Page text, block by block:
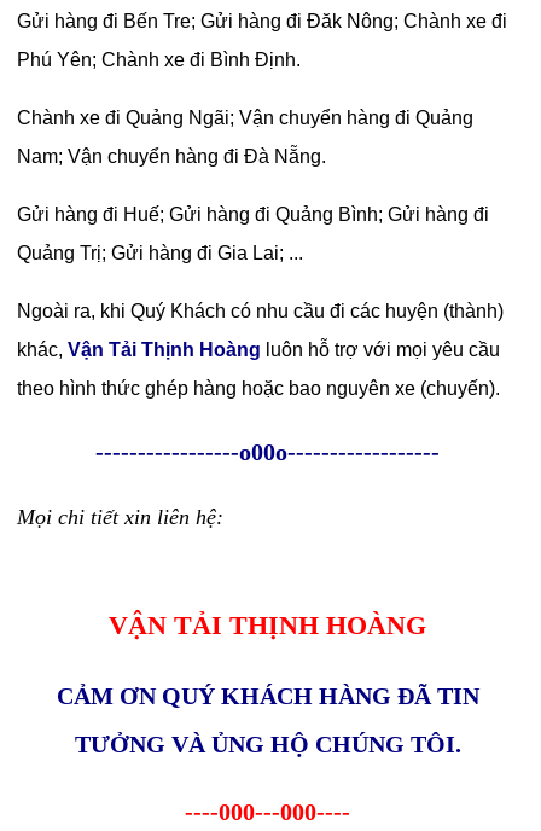
Gửi hàng đi Bến Tre;Gửi hàng đi Đăk Nông;Chành xe đi
Phú Yên;Chành xe đi Bình Định.
Chành xe đi Quảng Ngãi;Vận chuyển hàng đi Quảng
Nam;Vận chuyển hàng đi Đà Nẵng.
Gửi hàng đi Huế; Gửi hàng đi Quảng Bình;Gửi hàng đi
Quảng Trị;Gửi hàng đi Gia Lai; ...
Ngoài ra, khi Quý Khách có nhu cầu đi các huyện (thành)
khác,Vận Tải Thịnh Hoàng luôn hỗ trợ với mọi yêu cầu
theo hình thức ghép hàng hoặc bao nguyên xe (chuyến).
-----------------o00o------------------
Mọi chi tiết xin liên hệ:
VẬN TẢI THỊNH HOÀNG
CẢM ƠN QUÝ KHÁCH HÀNG ĐÃ TIN
TƯỞNG VÀ ỦNG HỘ CHÚNG TÔI.
----000---000----